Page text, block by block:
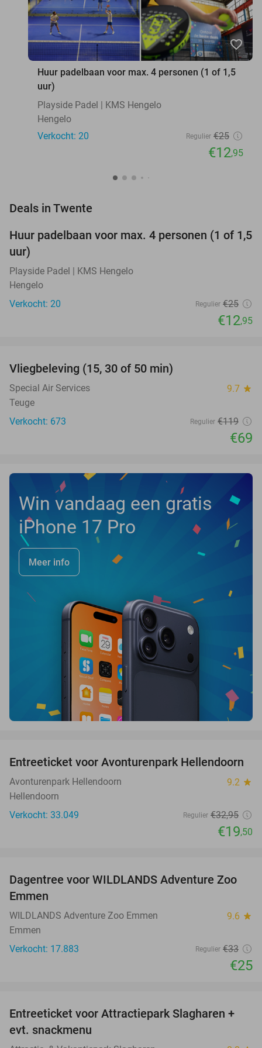
favorite_border
Huur padelbaan voor max. 4 personen (1 of 1,5
uur)
Playside Padel | KMS Hengelo
Hengelo
Verkocht: 20
Regulier €25
€12,95
Deals in Twente
48%
NEW
TODAY
Huur padelbaan voor max. 4 personen (1 of 1,5
uur)
Playside Padel | KMS Hengelo
Hengelo
Verkocht: 20
Regulier €25
€12,95
Vliegbeleving (15, 30 of 50 min)
Special Air Services 9.7 star
Teuge
Verkocht: 673
Regulier €119
€69
Win vandaag een gratis
iPhone 17 Pro
Meer info
41%
Entreeticket voor Avonturenpark Hellendoorn
Avonturenpark Hellendoorn 9.2 star
Hellendoorn
Verkocht: 33.049
Regulier €32,95
€19,50
24%
Dagentree voor WILDLANDS Adventure Zoo
Emmen
WILDLANDS Adventure Zoo Emmen 9.6 star
Emmen
Verkocht: 17.883
Regulier €33
€25
41%
Entreeticket voor Attractiepark Slagharen +
evt. snackmenu